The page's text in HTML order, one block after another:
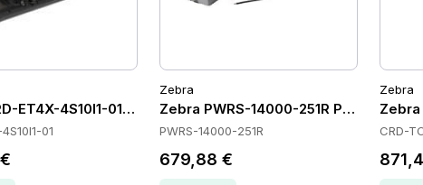
ET4X-4S10I1-01 Cradles
01
Zebra
Zebra PWRS-14000-251R Power
PWRS-14000-251R
679,88 €
Zebra
Zebra
CRD-